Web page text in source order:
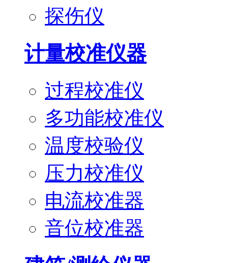
探伤仪
计量校准仪器
过程校准仪
多功能校准仪
温度校验仪
压力校准仪
电流校准器
音位校准器